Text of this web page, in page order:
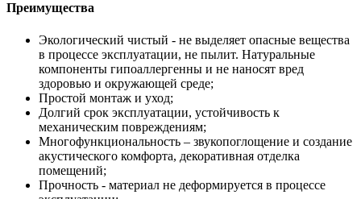
Преимущества
Экологический чистый - не выделяет опасные вещества
в процессе эксплуатации, не пылит. Натуральные
компоненты гипоаллергенны и не наносят вред
здоровью и окружающей среде;
Простой монтаж и уход;
Долгий срок эксплуатации, устойчивость к
механическим повреждениям;
Многофункциональность – звукопоглощение и создание
акустического комфорта, декоративная отделка
помещений;
Прочность - материал не деформируется в процессе